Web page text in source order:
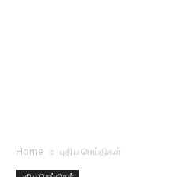
Home புதிய செய்திகள்